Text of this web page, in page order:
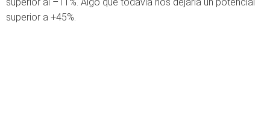
superior a +45%.